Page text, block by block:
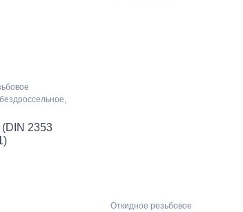
(DIN 2353
Откидное резьбовое